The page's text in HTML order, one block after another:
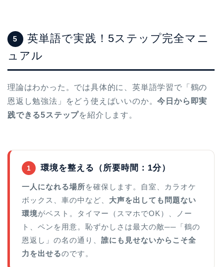
5
英単語で実践！5ステップ完全マニ
ュアル
理論はわかった。では具体的に、英単語学習で「鶴の
恩返し勉強法」をどう使えばいいのか。今日から即実
践できる5ステップを紹介します。
1 環境を整える（所要時間：1分）
一人になれる場所を確保します。自室、カラオケ
ボックス、車の中など、 大声を出しても問題ない
環境がベスト。タイマー（スマホでOK）、ノー
ト、ペンを用意。恥ずかしさは最大の敵──「鶴の
恩返し」の名の通り、 誰にも見せないからこそ全
力を出せるのです。